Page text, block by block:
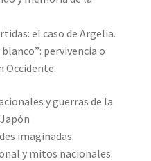
el caso de Argelia.
pervivencia o
Occidente.
y guerras de la
imaginadas.
y mitos nacionales.